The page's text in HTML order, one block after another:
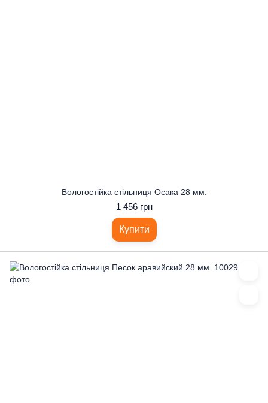
Вологостійка стільниця Осака 28 мм.
1 456 грн
Купити